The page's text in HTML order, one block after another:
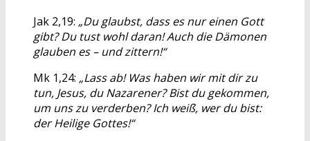
Jak 2,19: „Du glaubst, dass es nur einen Gott
gibt? Du tust wohl daran! Auch die Dämonen
glauben es – und zittern!“
Mk 1,24: „Lass ab! Was haben wir mit dir zu
tun, Jesus, du Nazarener? Bist du gekommen,
um uns zu verderben? Ich weiß, wer du bist:
der Heilige Gottes!“